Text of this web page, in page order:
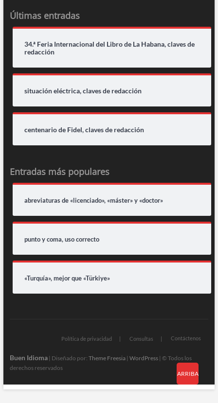
Últimas entradas
34.ª Feria Internacional del Libro de La Habana, claves de
redacción
situación eléctrica, claves de redacción
centenario de Fidel, claves de redacción
Entradas más populares
abreviaturas de «licenciado», «máster» y «doctor»
punto y coma, uso correcto
«Turquía», mejor que «Türkiye»
Política de privacidad Consultas Contáctenos
Buen Idioma| Diseñado por: Theme Freesia| WordPress| © Todos los
derechos reservados
ARRIBA